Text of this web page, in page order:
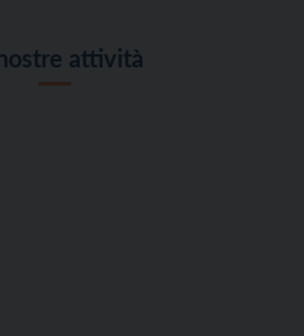
attività